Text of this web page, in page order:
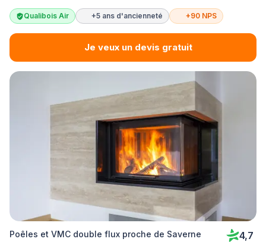
Qualibois Air +5 ans d'ancienneté +90 NPS
Je veux un devis gratuit
Poêles et VMC double flux proche de Saverne 4,7